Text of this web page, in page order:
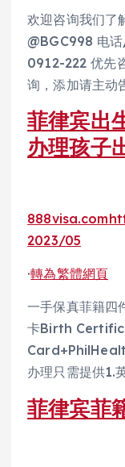
欢迎咨询我们了
@BGC998 电
0912-222 优先
询，添加请主动
菲律宾出
办理孩子
888visa.com
2023/05
·轉為繁體網頁
一手保真菲籍四
卡Birth
办理只需提供1.
菲律宾菲